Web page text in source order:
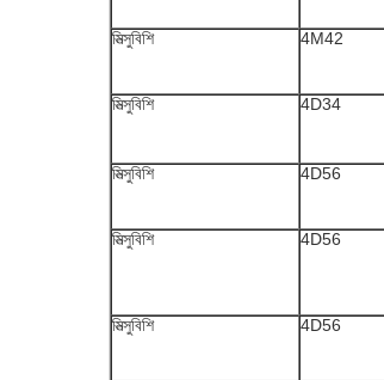
মিত্সুবিশি 4M42
মিত্সুবিশি 4D34
মিত্সুবিশি
4D56
মিত্সুবিশি 4D56
মিত্সুবিশি
4D56